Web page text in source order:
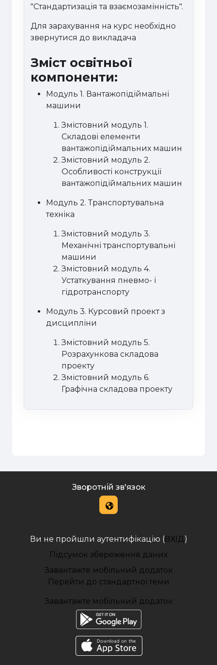
"Стандартизація та взаємозамінність".
Для зарахування на курс необхідно
звернутися до викладача
Зміст освітньої
компоненти:
Модуль 1. Вантажопідіймальні
машини
Змістовний модуль 1.
Складові елементи
вантажопідіймальних машин
Змістовний модуль 2.
Особливості конструкції
вантажопідіймальних машин
Модуль 2. Транспортувальна
техніка
Змістовний модуль 3.
Механічні транспортувальні
машини
Змістовний модуль 4.
Устаткування пневмо- і
гідротранспорту
Модуль3. Курсовий проект з
дисципліни
Змістовний модуль 5.
Розрахункова складова
проекту
Змістовний модуль 6.
Графічна складова проекту
Зворотній зв'язок
Ви не пройшли аутентифікацію (ВХІД )
Підсумок збереження даних
Завантажте мобільний додаток
Перейти до стандартної теми
Завантажте мобільний додаток